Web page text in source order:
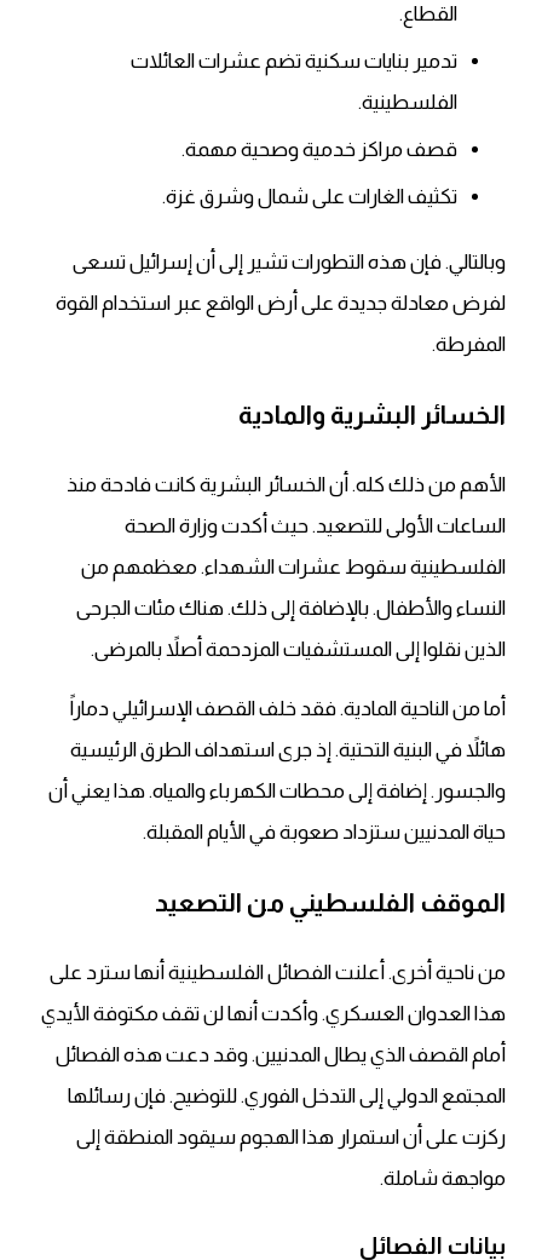
القطاع.
تدمير بنايات سكنية تضم عشرات العائلات
الفلسطينية.
قصف مراكز خدمية وصحية مهمة.
تكثيف الغارات على شمال وشرق غزة.
وبالتالي. فإن هذه التطورات تشير إلى أن إسرائيل تسعى
لفرض معادلة جديدة على أرض الواقع عبر استخدام القوة
المفرطة.
الخسائر البشرية والمادية
الأهم من ذلك كله. أن الخسائر البشرية كانت فادحة منذ
الساعات الأولى للتصعيد. حيث أكدت وزارة الصحة
الفلسطينية سقوط عشرات الشهداء. معظمهم من
النساء والأطفال. بالإضافة إلى ذلك. هناك مئات الجرحى
الذين نقلوا إلى المستشفيات المزدحمة أصلاً بالمرضى.
أما من الناحية المادية. فقد خلف القصف الإسرائيلي دماراً
هائلاً في البنية التحتية. إذ جرى استهداف الطرق الرئيسية
والجسور. إضافة إلى محطات الكهرباء والمياه. هذا يعني أن
حياة المدنيين ستزداد صعوبة في الأيام المقبلة.
الموقف الفلسطيني من التصعيد
من ناحية أخرى. أعلنت الفصائل الفلسطينية أنها سترد على
هذا العدوان العسكري. وأكدت أنها لن تقف مكتوفة الأيدي
أمام القصف الذي يطال المدنيين. وقد دعت هذه الفصائل
المجتمع الدولي إلى التدخل الفوري. للتوضيح. فإن رسائلها
ركزت على أن استمرار هذا الهجوم سيقود المنطقة إلى
مواجهة شاملة.
بيانات الفصائل